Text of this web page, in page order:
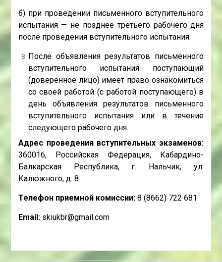
б) при проведении письменного вступительного
испытания — не позднее третьего рабочего дня
после проведения вступительного испытания.
После объявления результатов письменного
вступительного испытания поступающий
(доверенное лицо) имеет право ознакомиться
со своей работой (с работой поступающего) в
день объявления результатов письменного
вступительного испытания или в течение
следующего рабочего дня.
Адрес проведения вступительных экзаменов:
360016, Российская Федерация, Кабардино-
Балкарская Республика, г. Нальчик, ул.
Калюжного, д. 8.
Телефон приемной комиссии: 8 (8662) 722 681
Email: skiukbr@gmail.com